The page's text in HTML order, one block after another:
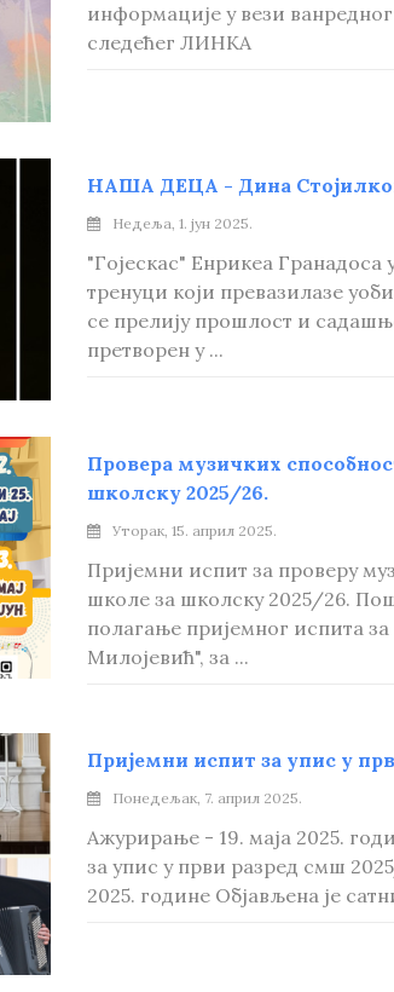
информације у вези
следећег ЛИНКА
НАША ДЕЦА - Дина
Недеља, 1. јун 2025.
"Гојескас" Енрикеа Гранадоса
тренуци који превазилазе
се прелију прошлост и
претворен у ...
Провера музичких
школску 2025/26.
Уторак, 15. април 2025.
Пријемни испит за проверу
школе за школску 2025/26.
полагање пријемног
Милојевић", за ...
Пријемни испит за упис у
Понедељак, 7. април 2025.
Ажурирање - 19. маја 2025.
за упис у први разред смш
2025. године Објављена је